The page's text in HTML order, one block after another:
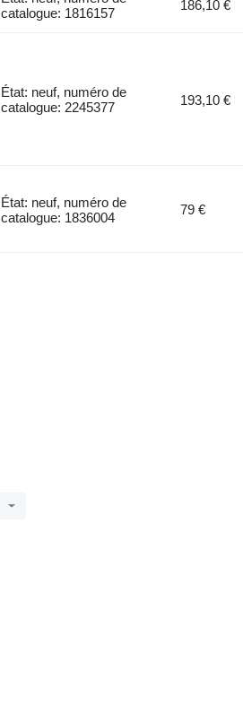
catalogue: 1816157
186,10 €
État: neuf, numéro de
catalogue: 2245377
193,10 €
État: neuf, numéro de
catalogue: 1836004
79 €